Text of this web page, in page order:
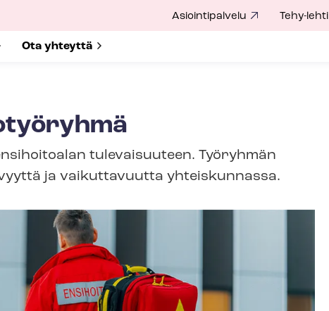
Show submenu for
Ota yhteyttä
Asiointipalvelu Tehy-lehti
tulevaisuuteen. Työryhmän
ja vaikuttavuutta yhteiskunnassa.